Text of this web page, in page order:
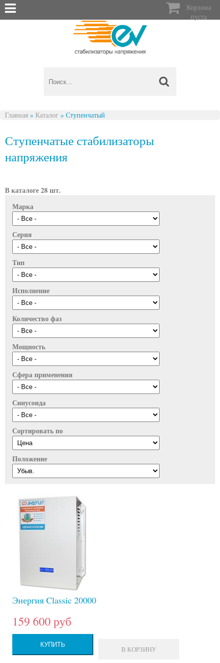

Корзина
пуста
Главная » Каталог » Ступенчатый
Ступенчатые стабилизаторы
напряжения
В каталоге 28 шт.
Марка
Серия
Тип
Исполнение
Количество фаз
Мощность
Сфера применения
Синусоида
Сортировать по
Положение
Энергия Classic 20000
159 600 руб
КУПИТЬ
В КОРЗИНУ